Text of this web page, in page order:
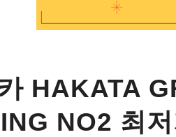
HAKATA
NO2 최